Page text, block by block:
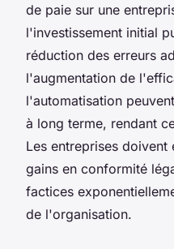
de paie sur une
l'investissement initial
réduction des erreurs
l'augmentation de
l'automatisation
à long terme, rendant
Les entreprises doivent
gains en conformité
factices
de l'organisation.